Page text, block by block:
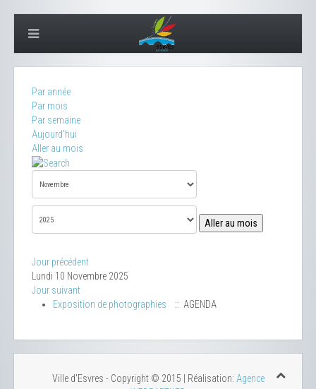
Par année
Par mois
Par semaine
Aujourd'hui
Aller au mois
Aller au mois
Jour précédent
Lundi 10 Novembre 2025
Jour suivant
Exposition de photographies
:: AGENDA
Ville d'Esvres - Copyright © 2015 | Réalisation: Agence